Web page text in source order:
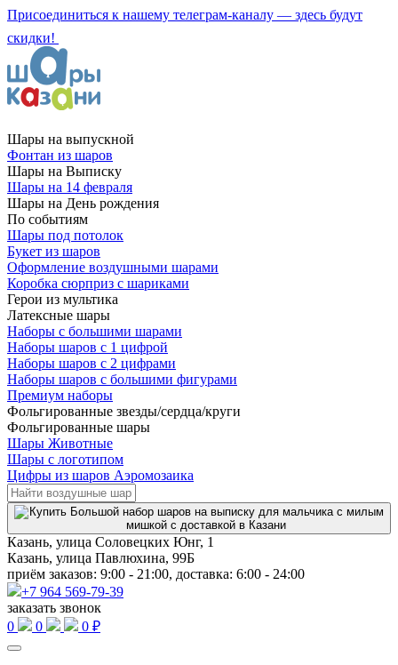
Присоединиться к нашему телеграм-каналу — здесь будут
скидки!
Шары на выпускной
Фонтан из шаров
Шары на Выписку
Шары на 14 февраля
Шары на День рождения
По событиям
Шары под потолок
Букет из шаров
Оформление воздушными шарами
Коробка сюрприз с шариками
Герои из мультика
Латексные шары
Наборы с большими шарами
Наборы шаров с 1 цифрой
Наборы шаров с 2 цифрами
Наборы шаров с большими фигурами
Премиум наборы
Фольгированные звезды/сердца/круги
Фольгированные шары
Шары Животные
Шары с логотипом
Цифры из шаров Аэромозаика
Казань, улица Соловецких Юнг, 1
Казань, улица Павлюхина, 99Б
приём заказов: 9:00 - 21:00, доставка: 6:00 - 24:00
+7 964 569-79-39
заказать звонок
0
0 0 ₽